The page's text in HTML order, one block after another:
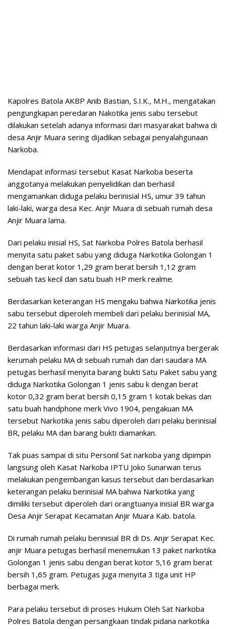
Kapolres Batola AKBP Anib Bastian, S.I.K., M.H., mengatakan
pengungkapan peredaran Nakotika jenis sabu tersebut
dilakukan setelah adanya informasi dari masyarakat bahwa di
desa Anjir Muara sering dijadikan sebagai penyalahgunaan
Narkoba.
Mendapat informasi tersebut Kasat Narkoba beserta
anggotanya melakukan penyelidikan dan berhasil
mengamankan diduga pelaku berinisial HS, umur 39 tahun
laki-laki, warga desa Kec. Anjir Muara di sebuah rumah desa
Anjir Muara lama.
Dari pelaku inisial HS, Sat Narkoba Polres Batola berhasil
menyita satu paket sabu yang diduga Narkotika Golongan 1
dengan berat kotor 1,29 gram berat bersih 1,12 gram
sebuah tas kecil dan satu buah HP merk realme.
Berdasarkan keterangan HS mengaku bahwa Narkotika jenis
sabu tersebut diperoleh membeli dari pelaku berinisial MA,
22 tahun laki-laki warga Anjir Muara.
Berdasarkan informasi dari HS petugas selanjutnya bergerak
kerumah pelaku MA di sebuah rumah dan dari saudara MA
petugas berhasil menyita barang bukti Satu Paket sabu yang
diduga Narkotika Golongan 1 jenis sabu k dengan berat
kotor 0,32 gram berat bersih 0,15 gram 1 kotak bekas dan
satu buah handphone merk Vivo 1904, pengakuan MA
tersebut Narkotika jenis sabu diperoleh dari pelaku berinisial
BR, pelaku MA dan barang bukti diamankan.
Tak puas sampai di situ Personil Sat narkoba yang dipimpin
langsung oleh Kasat Narkoba IPTU Joko Sunarwan terus
melakukan pengembangan kasus tersebut dan berdasarkan
keterangan pelaku berinisial MA bahwa Narkotika yang
dimiliki tersebut diperoleh dari orangtuanya inisial BR warga
Desa Anjir Serapat Kecamatan Anjir Muara Kab. batola.
Di rumah rumah pelaku berinisial BR di Ds. Anjir Serapat Kec.
anjir Muara petugas berhasil menemukan 13 paket narkotika
Golongan 1 jenis sabu dengan berat kotor 5,16 gram berat
bersih 1,65 gram. Petugas juga menyita 3 tiga unit HP
berbagai merk.
Para pelaku tersebut di proses Hukum Oleh Sat Narkoba
Polres Batola dengan persangkaan tindak pidana narkotika